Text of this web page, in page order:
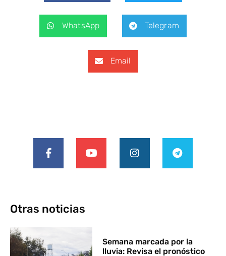
WhatsApp Telegram
Email
Otras noticias
Semana marcada por la
lluvia: Revisa el pronóstico